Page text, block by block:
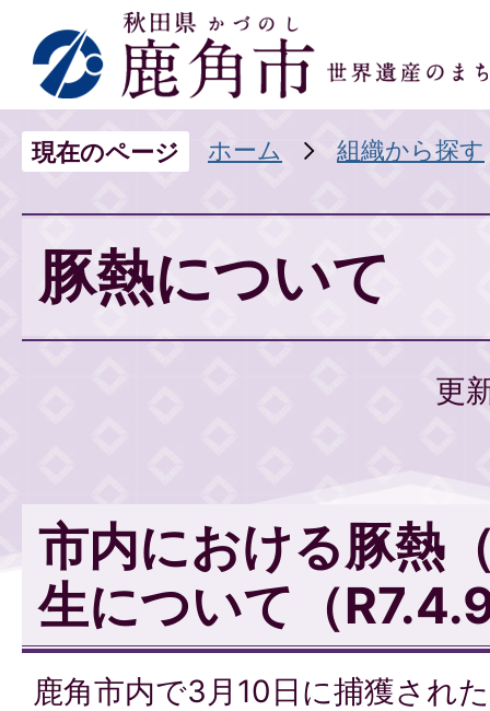
現在のページ ホーム 組織から探す
豚熱について
更
市内における豚熱
生について（
鹿角市内で3月10日に捕獲され